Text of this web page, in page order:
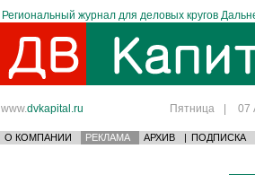
Региональный журнал для деловых кругов
www.dvkapital.ru Пятница | 07
О КОМПАНИИ РЕКЛАМА АРХИВ | ПОДПИСКА